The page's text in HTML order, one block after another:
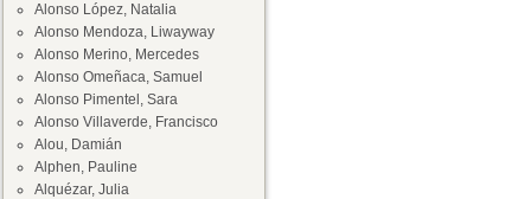
Alonso López, Natalia
Alonso Mendoza, Liwayway
Alonso Merino, Mercedes
Alonso Omeñaca, Samuel
Alonso Pimentel, Sara
Alonso Villaverde, Francisco
Alou, Damián
Alphen, Pauline
Alquézar, Julia